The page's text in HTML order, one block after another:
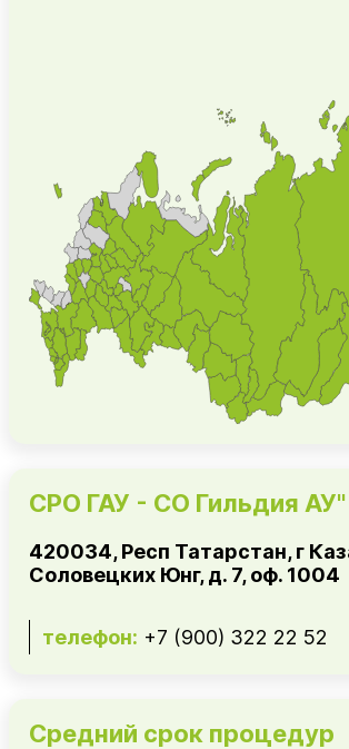
СРО ГАУ - СО Гильдия АУ"
420034, Респ Татарстан, г
Соловецких Юнг, д. 7, оф. 1004
телефон: +7 (900) 322 22 52
Средний срок процедур